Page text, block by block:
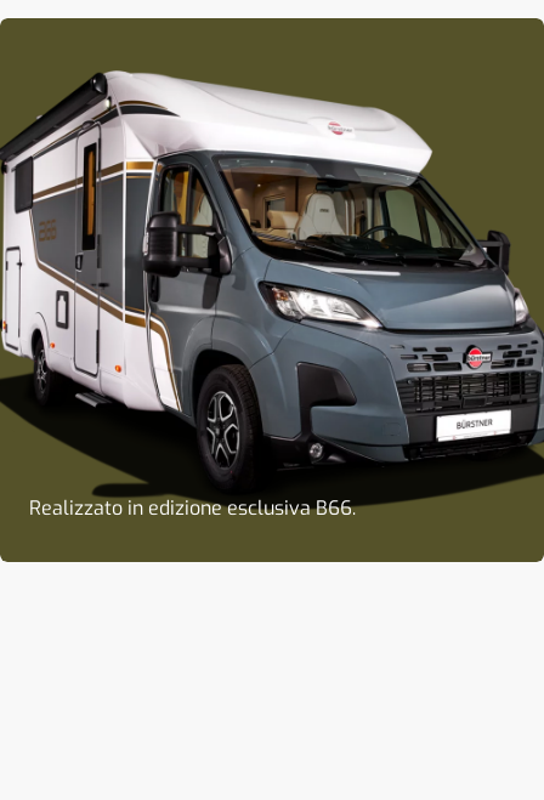
Realizzato in edizione esclusiva B66.
Lanzarote Grey per un look di grande impatto.